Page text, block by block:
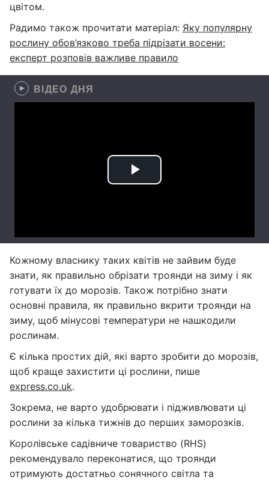
цвітом.
Радимо також прочитати матеріал: Яку популярну
рослину обов’язково треба підрізати восени:
експерт розповів важливе правило
ВІДЕО ДНЯ
Кожному власнику таких квітів не зайвим буде
знати, як правильно обрізати троянди на зиму і як
готувати їх до морозів. Також потрібно знати
основні правила, як правильно вкрити троянди на
зиму, щоб мінусові температури не нашкодили
рослинам.
Є кілька простих дій, які варто зробити до морозів,
щоб краще захистити ці рослини, пише
express.co.uk.
Зокрема, не варто удобрювати і підживлювати ці
рослини за кілька тижнів до перших заморозків.
Королівське садівниче товариство (RHS)
рекомендувало переконатися, що троянди
отримують достатньо сонячного світла та